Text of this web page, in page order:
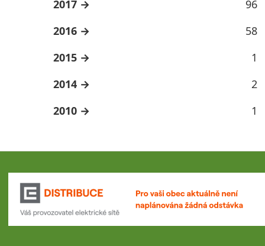
2017
96
2016
58
2015
1
2014
2
2010
1